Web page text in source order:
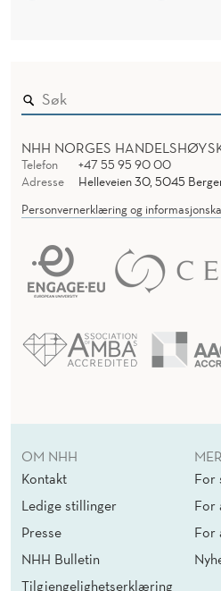
NHH NORGES
Telefon
+47 55 95 90 00
Adresse
Helleveien 30, 5045
Personvernerklæring og
OM NHH
Kontakt
Ledige stillinger
Presse
NHH Bulletin
Tilgjengelighetserklæring
MER
For
For
For